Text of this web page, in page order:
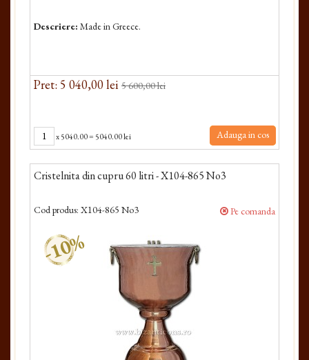
Descriere: Made in Greece.
Pret: 5 040,00 lei 5 600,00 lei
x5040.00= 5040.00 lei Adauga in cos
Cristelnita din cupru 60 litri - X104-865 No3
Cod produs: X104-865 No3 Pe comanda
-10%